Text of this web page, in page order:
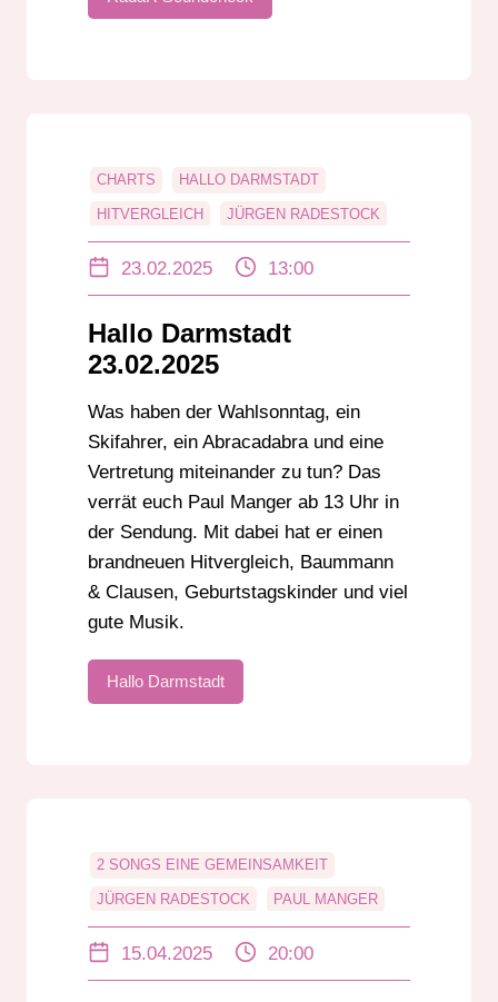
CHARTS HALLO DARMSTADT
HITVERGLEICH JÜRGEN RADESTOCK
23.02.2025 13:00
Hallo Darmstadt
23.02.2025
Was haben der Wahlsonntag, ein
Skifahrer, ein Abracadabra und eine
Vertretung miteinander zu tun? Das
verrät euch Paul Manger ab 13 Uhr in
der Sendung. Mit dabei hat er einen
brandneuen Hitvergleich, Baummann
& Clausen, Geburtstagskinder und viel
gute Musik.
Hallo Darmstadt
2 SONGS EINE GEMEINSAMKEIT
JÜRGEN RADESTOCK PAUL MANGER
15.04.2025 20:00